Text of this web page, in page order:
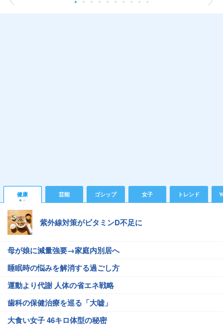
健康 芸能 ゴシップ 女子 トレンド
紫外線対策がビタミンD不足に
母が娘に減量強要→家庭内別居へ
睡眠時の悩みを解消する過ごし方
運動より代謝 人体の省エネ戦略
歯科の保健治療を巡る「大嘘」
大食い女子 46キロ体型の秘密